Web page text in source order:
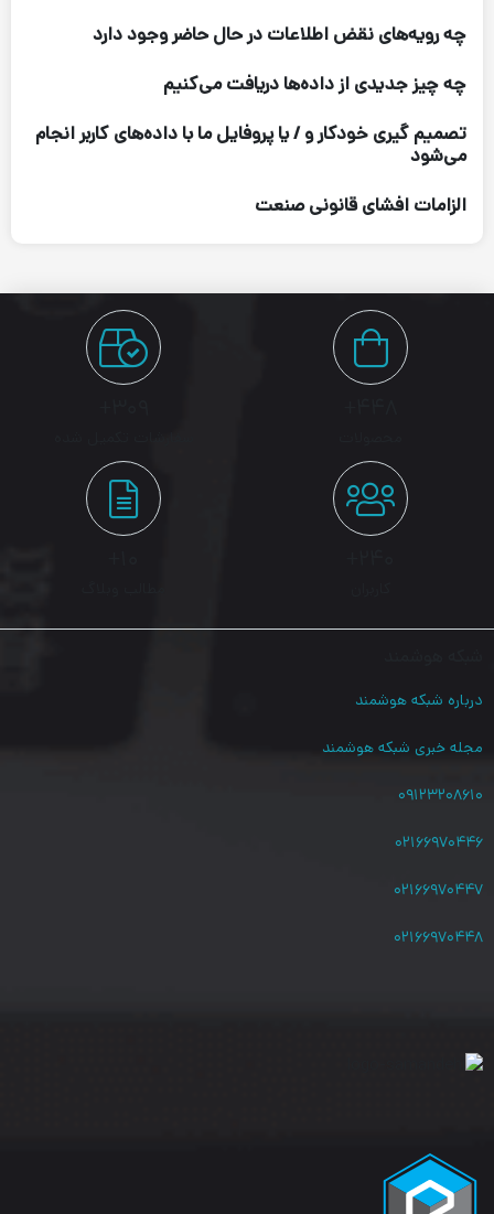
چه رویه‌های نقض اطلاعات در حال حاضر وجود دارد
چه چیز جدیدی از داده‌ها دریافت می‌کنیم
تصمیم گیری خودکار و / یا پروفایل ما با داده‌های کاربر انجام
می‌شود
الزامات افشای قانونی صنعت
درباره شبکه هوشمند
مجله خبری شبکه هوشمند
۰۹۱۲۳۲۰۸۶۱۰
۰۲۱۶۶۹۷۰۴۴۶
۰۲۱۶۶۹۷۰۴۴۷
۰۲۱۶۶۹۷۰۴۴۸